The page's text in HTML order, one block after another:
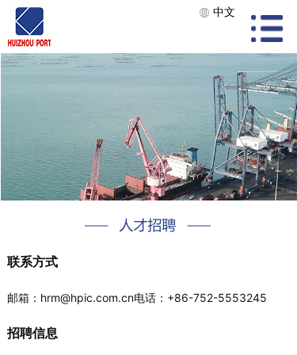
中文
联系方式
邮箱：hrm@hpic.com.cn电话：+86-752-5553245
招聘信息